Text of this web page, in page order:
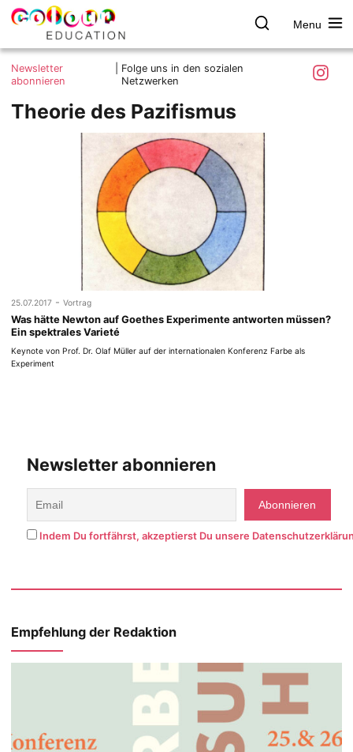
Skip
colour.education
Farbe
entdecken
Menu
Was ist colour.education?
Ziele und Mitmachen
Kontakt
Datenschutzerklärung
Newsletter
abonnieren
Folge uns in den sozialen
Netzwerken
Theorie des Pazifismus
25.07.2017 - Vortrag
Was hätte Newton auf Goethes Experimente antworten müssen?
Ein spektrales Varieté
Keynote von Prof. Dr. Olaf Müller auf der internationalen Konferenz Farbe als
Experiment
Newsletter abonnieren
Indem Du fortfährst, akzeptierst Du unsere
Empfehlung der Redaktion